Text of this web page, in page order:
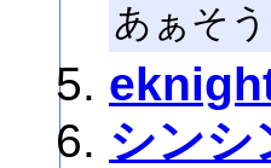
あぁそ
シンシ